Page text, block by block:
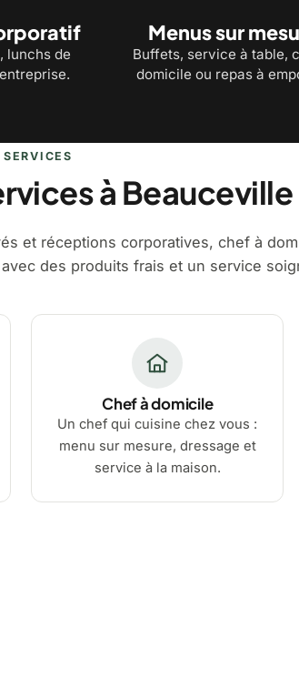
lunchs de
Menus sur
Buffets, service à table,
domicile ou repas à
à Beauceville
et réceptions corporatives, chef à
des produits frais et un service
Chef à domicile
Un chef qui cuisine chez vous :
menu sur mesure, dressage et
service à la maison.